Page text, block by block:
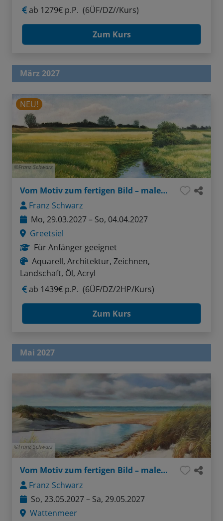
ab 1279€ p.P. (6ÜF/DZ//Kurs)
Zum Kurs
März 2027
Franz Schwarz
NEU!
Vom Motiv zum fertigen Bild – malerisches Greetsiel
Franz Schwarz
Mo, 29.03.2027 – So, 04.04.2027
Greetsiel
Für Anfänger geeignet
Aquarell, Architektur, Zeichnen,
Landschaft, Öl, Acryl
ab 1439€ p.P. (6ÜF/DZ/2HP/Kurs)
Zum Kurs
Mai 2027
Franz Schwarz
Vom Motiv zum fertigen Bild – malerisches Wattenmeer
Franz Schwarz
So, 23.05.2027 – Sa, 29.05.2027
Wattenmeer